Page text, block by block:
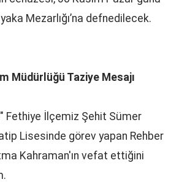
Mezarlığı’na defnedilecek.
Müdürlüğü Taziye Mesajı
Fethiye İlçemiz Şehit Sümer
Lisesinde görev yapan Rehber
Kahraman'ın vefat ettiğini